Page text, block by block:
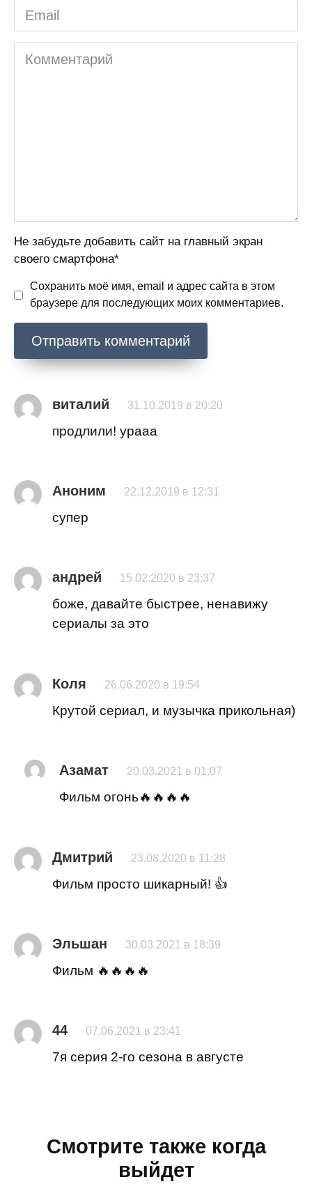
Email
Комментарий
Не забудьте добавить сайт на главный экран
своего смартфона*
Сохранить моё имя, email и адрес сайта в этом
браузере для последующих моих комментариев.
виталий 31.10.2019 в 20:20
продлили! урааа
Аноним 22.12.2019 в 12:31
супер
андрей 15.02.2020 в 23:37
боже, давайте быстрее, ненавижу
сериалы за это
Коля 26.06.2020 в 19:54
Крутой сериал, и музычка прикольная)
Азамат 20.03.2021 в 01:07
Фильм огонь🔥🔥🔥🔥
Дмитрий 23.08.2020 в 11:28
Фильм просто шикарный! 👍
Эльшан 30.03.2021 в 18:39
Фильм 🔥🔥🔥🔥
44 07.06.2021 в 23:41
7я серия 2-го сезона в августе
Смотрите также когда
выйдет